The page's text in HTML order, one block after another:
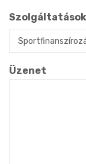
Szolgáltatások
Üzenet